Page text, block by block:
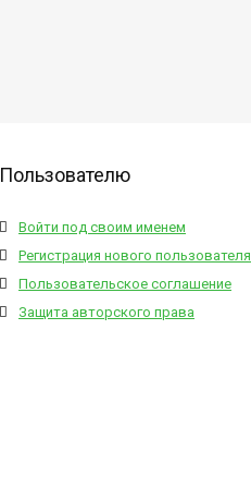
Пользователю
Войти под своим именем
Регистрация нового пользователя
Пользовательское соглашение
Защита авторского права